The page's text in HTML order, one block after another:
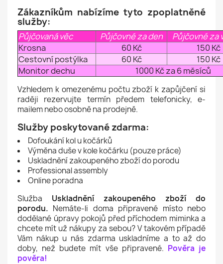
Zákazníkům nabízíme tyto zpoplatněné
služby:
Půjčovaná věc Půjčovné za den
Půjčovné za
Krosna
60 Kč
150 Kč
Cestovní postýlka
60 Kč
150 Kč
Monitor dechu
1000 Kč za 6 měsíců
Vzhledem k omezenému počtu zboží k zapůjčení si
raději rezervujte termín předem telefonicky, e-
mailem nebo osobně na prodejně.
Služby poskytované zdarma:
Dofoukání kol u kočárků
Výměna duše v kole kočárku (pouze práce)
Uskladnění zakoupeného zboží do porodu
Professional assembly
Online poradna
Služba Uskladnění zakoupeného zboží do
porodu. Nemáte-li doma připravené místo nebo
dodělané úpravy pokojů před příchodem miminka a
chcete mít už nákupy za sebou? V takovém případě
Vám nákup u nás zdarma uskladníme a to až do
doby, než budete mít vše připravené. Pověra je
pověra!